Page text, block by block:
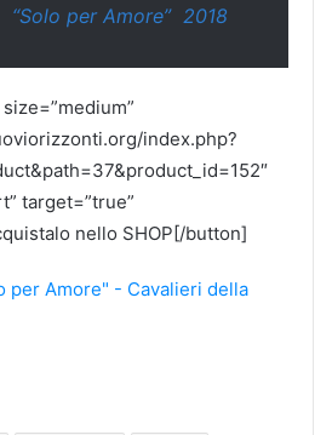
“Solo per Amore” 2018
index.php?
target=”true”
nello SHOP[/button]